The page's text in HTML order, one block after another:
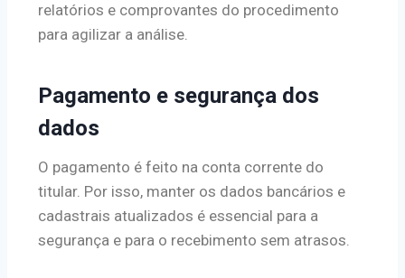
relatórios e comprovantes do procedimento
para agilizar a análise.
Pagamento e segurança dos
dados
O pagamento é feito na conta corrente do
titular. Por isso, manter os dados bancários e
cadastrais atualizados é essencial para a
segurança e para o recebimento sem atrasos.